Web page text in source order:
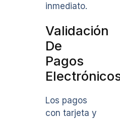
inmediato.
Validación
De
Pagos
Los pagos
con tarjeta y